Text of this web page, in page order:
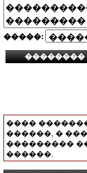
�����:
����
������, �
���������
������.